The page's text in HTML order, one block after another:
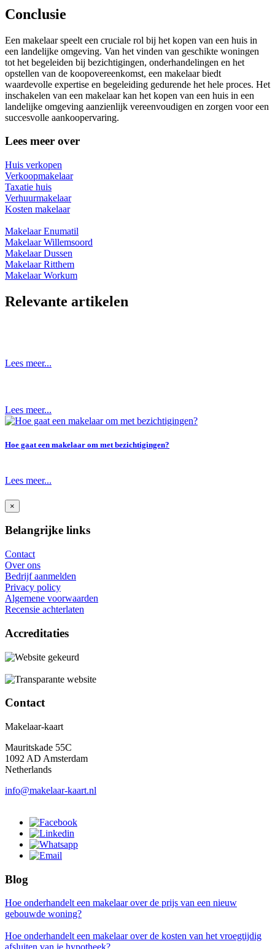
Conclusie
Een makelaar speelt een cruciale rol bij het kopen van een huis in
een landelijke omgeving. Van het vinden van geschikte woningen
tot het begeleiden bij bezichtigingen, onderhandelingen en het
opstellen van de koopovereenkomst, een makelaar biedt
waardevolle expertise en begeleiding gedurende het hele proces. Het
inschakelen van een makelaar kan het kopen van een huis in een
landelijke omgeving aanzienlijk vereenvoudigen en zorgen voor een
succesvolle aankoopervaring.
Lees meer over
Huis verkopen
Verkoopmakelaar
Taxatie huis
Verhuurmakelaar
Kosten makelaar
Makelaar Enumatil
Makelaar Willemsoord
Makelaar Dussen
Makelaar Ritthem
Makelaar Workum
Relevante artikelen
Lees meer...
Lees meer...
Hoe gaat een makelaar om met bezichtigingen?
Lees meer...
×
Belangrijke links
Contact
Over ons
Bedrijf aanmelden
Privacy policy
Algemene voorwaarden
Recensie achterlaten
Accreditaties
Contact
Makelaar-kaart
Mauritskade 55C
1092 AD Amsterdam
Netherlands
info@makelaar-kaart.nl
Blog
Hoe onderhandelt een makelaar over de prijs van een nieuw
gebouwde woning?
Hoe onderhandelt een makelaar over de kosten van het vroegtijdig